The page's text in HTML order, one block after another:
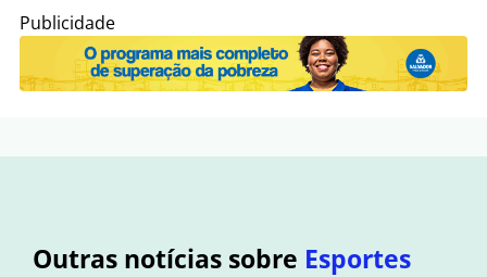
Publicidade
Outras notícias sobre Esportes